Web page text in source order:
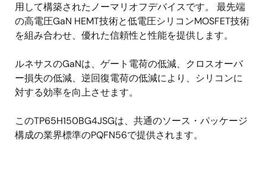
用して構築されたノーマリオフデバイスです。 最先端
の高電圧GaN HEMT技術と低電圧シリコンMOSFET技術
を組み合わせ、優れた信頼性と性能を提供します。
ルネサスのGaNは、ゲート電荷の低減、クロスオーバ
ー損失の低減、逆回復電荷の低減により、シリコンに
対する効率を向上させます。
このTP65H150BG4JSGは、共通のソース・パッケージ
構成の業界標準のPQFN56で提供されます。